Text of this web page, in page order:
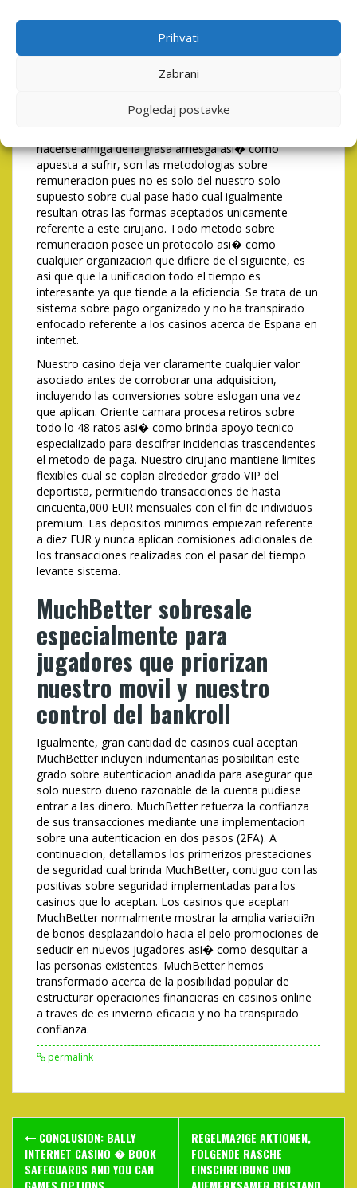
Prihvati
Zabrani
Pogledaj postavke
patologi�a del tunel carpiano idea. Desgraciadamente
para su poquito tiempo en el comercio asi� como
pocos na? sobre casinos en internet en compania de
MuchBetter que operen en Argentina permite cual es
organizacion de remuneracion. Una de las
hacerse amiga de la grasa arriesga asi� como
apuesta a sufrir, son las metodologias sobre
remuneracion pues no es solo del nuestro solo
supuesto sobre cual pase hado cual igualmente
resultan otras las formas aceptados unicamente
referente a este cirujano. Todo metodo sobre
remuneracion posee un protocolo asi� como
cualquier organizacion que difiere de el siguiente, es
asi que que la unificacion todo el tiempo es
interesante ya que tiende a la eficiencia. Se trata de un
sistema sobre pago organizado y no ha transpirado
enfocado referente a los casinos acerca de Espana en
internet.
Nuestro casino deja ver claramente cualquier valor
asociado antes de corroborar una adquisicion,
incluyendo las conversiones sobre eslogan una vez
que aplican. Oriente camara procesa retiros sobre
todo lo 48 ratos asi� como brinda apoyo tecnico
especializado para descifrar incidencias trascendentes
el metodo de paga. Nuestro cirujano mantiene limites
flexibles cual se coplan alrededor grado VIP del
deportista, permitiendo transacciones de hasta
cincuenta,000 EUR mensuales con el fin de individuos
premium. Las depositos minimos empiezan referente
a diez EUR y nunca aplican comisiones adicionales de
los transacciones realizadas con el pasar del tiempo
levante sistema.
MuchBetter sobresale
especialmente para
jugadores que priorizan
nuestro movil y nuestro
control del bankroll
Igualmente, gran cantidad de casinos cual aceptan
MuchBetter incluyen indumentarias posibilitan este
grado sobre autenticacion anadida para asegurar que
solo nuestro dueno razonable de la cuenta pudiese
entrar a las dinero. MuchBetter refuerza la confianza
de sus transacciones mediante una implementacion
sobre una autenticacion en dos pasos (2FA). A
continuacion, detallamos los primerizos prestaciones
de seguridad cual brinda MuchBetter, contiguo con las
positivas sobre seguridad implementadas para los
casinos que lo aceptan. Los casinos que aceptan
MuchBetter normalmente mostrar la amplia variacii?n
de bonos desplazandolo hacia el pelo promociones de
seducir en nuevos jugadores asi� como desquitar a
las personas existentes. MuchBetter hemos
transformado acerca de la posibilidad popular de
estructurar operaciones financieras en casinos online
a traves de es invierno eficacia y no ha transpirado
confianza.
permalink
Post
navigation
CONCLUSION: BALLY
INTERNET CASINO � BOOK
SAFEGUARDS AND YOU CAN
REGELMA?IGE AKTIONEN,
FOLGENDE RASCHE
EINSCHREIBUNG UND